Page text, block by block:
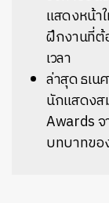
แสดงหน้า
ฝึกงานที่ต้
เวลา
ล่าสุด ธเน
นักแสดงส
Awards จ
บทบาทข